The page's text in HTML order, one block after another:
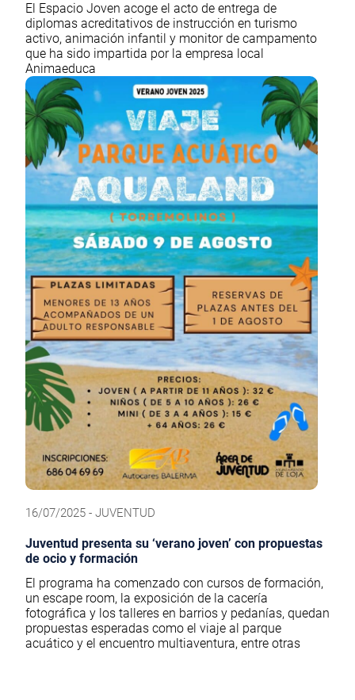
El Espacio Joven acoge el acto de entrega de
diplomas acreditativos de instrucción en turismo
activo, animación infantil y monitor de campamento
que ha sido impartida por la empresa local
Animaeduca
16/07/2025 - JUVENTUD
Juventud presenta su ‘verano joven’ con propuestas
de ocio y formación
El programa ha comenzado con cursos de formación,
un escape room, la exposición de la cacería
fotográfica y los talleres en barrios y pedanías, quedan
propuestas esperadas como el viaje al parque
acuático y el encuentro multiaventura, entre otras